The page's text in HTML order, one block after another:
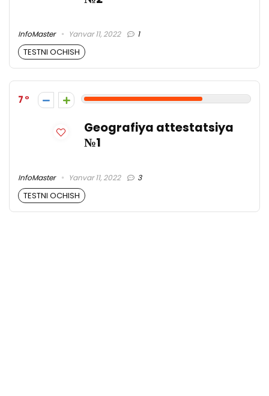
InfoMaster Yanvar 11, 2022 1
TESTNI OCHISH
7
Geografiya attestatsiya
№1
InfoMaster Yanvar 11, 2022 3
TESTNI OCHISH